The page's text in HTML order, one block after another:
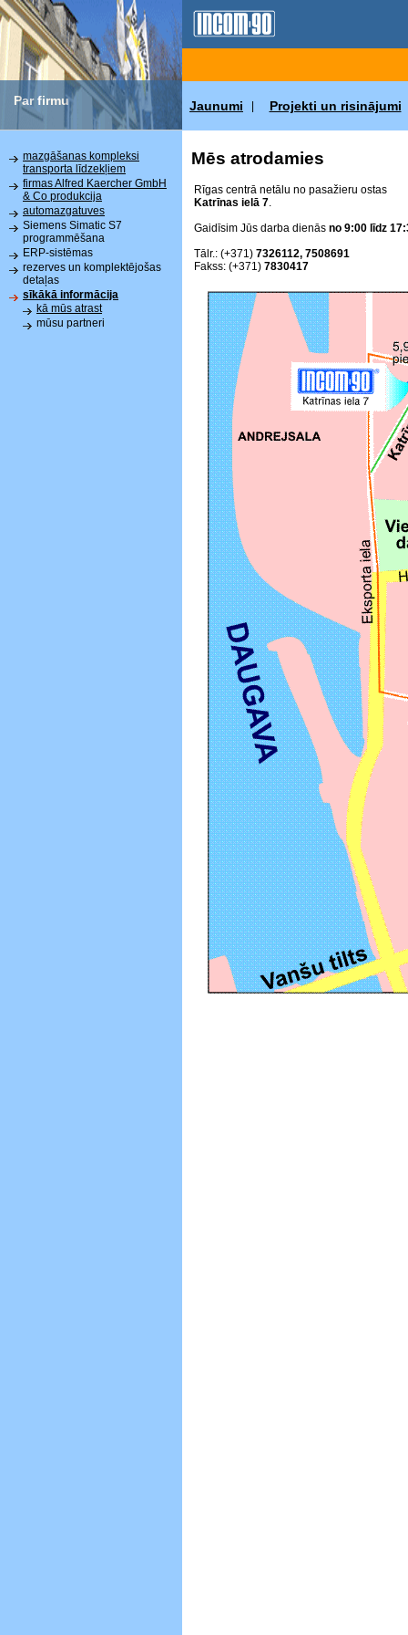
Par firmu Jaunumi Projekti un risinājumi
mazgāšanas kompleksi
transporta līdzekļiem
firmas Alfred Kaercher GmbH
& Co produkcija
automazgatuves
Siemens Simatic S7
programmēšana
ERP-sistēmas
rezerves un komplektējošas
detaļas
sīkākā informācija
kā mūs atrast
mūsu partneri
Mēs atrodamies
Rīgas centrā netālu no pasažieru ostas
Katrīnas ielā 7.
Gaidīsim Jūs darba dienās no 9:00 līdz
Tālr.: (+371) 7326112, 7508691
Fakss: (+371) 7830417